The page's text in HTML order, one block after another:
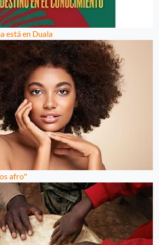
está en Duala
afro"